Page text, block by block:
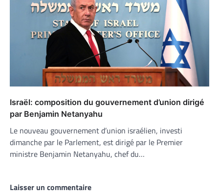
Israël: composition du gouvernement d’union dirigé
par Benjamin Netanyahu
Le nouveau gouvernement d’union israélien, investi
dimanche par le Parlement, est dirigé par le Premier
ministre Benjamin Netanyahu, chef du…
Laisser un commentaire